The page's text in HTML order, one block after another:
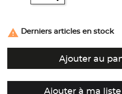
 Derniers articles en stock
Ajouter au
Ajouter à ma